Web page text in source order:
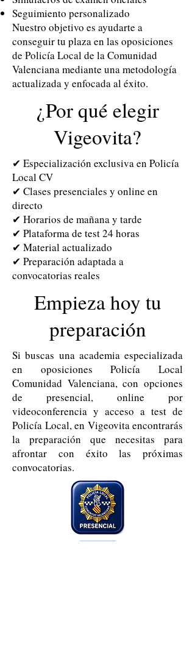
Seguimiento personalizado
Nuestro objetivo es ayudarte a
conseguir tu plaza en las oposiciones
de Policía Local de la Comunidad
Valenciana mediante una metodología
actualizada y enfocada al éxito.
¿Por qué elegir
Vigeovita?
✔ Especialización exclusiva en Policía
Local CV
✔ Clases presenciales y online en
directo
✔ Horarios de mañana y tarde
✔ Plataforma de test 24 horas
✔ Material actualizado
✔ Preparación adaptada a
convocatorias reales
Empieza hoy tu
preparación
Si buscas una academia especializada
en oposiciones Policía Local
Comunidad Valenciana, con opciones
de presencial, online por
videoconferencia y acceso a test de
Policía Local, en Vigeovita encontrarás
la preparación que necesitas para
afrontar con éxito las próximas
convocatorias.